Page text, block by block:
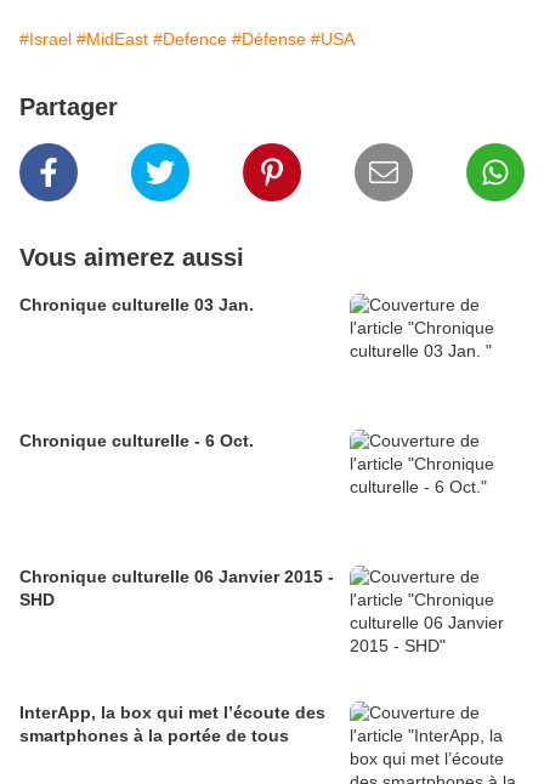
#Israel #MidEast #Defence #Défense #USA
Partager
Vous aimerez aussi
Chronique culturelle 03 Jan.
Chronique culturelle - 6 Oct.
Chronique culturelle 06 Janvier 2015 -
SHD
InterApp, la box qui met l’écoute des
smartphones à la portée de tous